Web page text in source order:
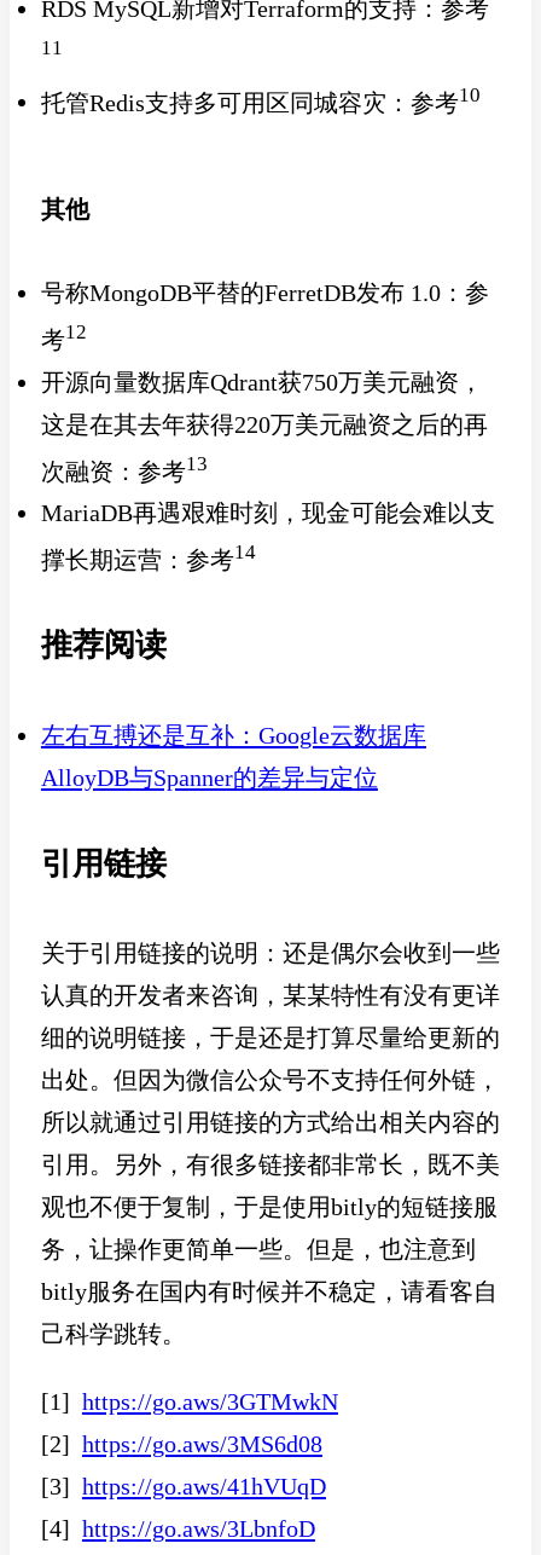
RDS MySQL新增对Terraform的支持：参考
11
托管Redis支持多可用区同城容灾：参考10
其他
号称MongoDB平替的FerretDB发布 1.0：参
考12
开源向量数据库Qdrant获750万美元融资，
这是在其去年获得220万美元融资之后的再
次融资：参考13
MariaDB再遇艰难时刻，现金可能会难以支
撑长期运营：参考14
推荐阅读
左右互搏还是互补：Google云数据库
AlloyDB与Spanner的差异与定位
引用链接
关于引用链接的说明：还是偶尔会收到一些
认真的开发者来咨询，某某特性有没有更详
细的说明链接，于是还是打算尽量给更新的
出处。但因为微信公众号不支持任何外链，
所以就通过引用链接的方式给出相关内容的
引用。另外，有很多链接都非常长，既不美
观也不便于复制，于是使用bitly的短链接服
务，让操作更简单一些。但是，也注意到
bitly服务在国内有时候并不稳定，请看客自
己科学跳转。
[1] https://go.aws/3GTMwkN
[2] https://go.aws/3MS6d08
[3] https://go.aws/41hVUqD
[4] https://go.aws/3LbnfoD